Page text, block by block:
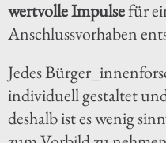
wertvolle Impulsefür
Anschlussvorhaben
Jedes
individuell gestaltet
deshalb ist es wenig